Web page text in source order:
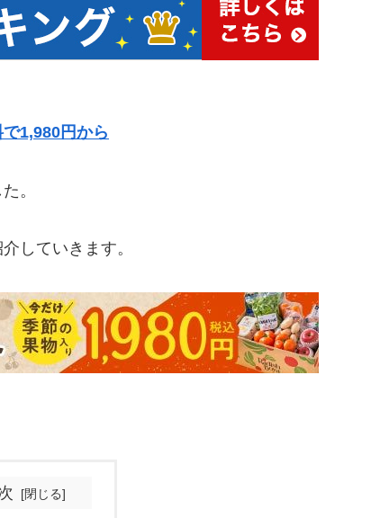
1,980円から
。
していきます。